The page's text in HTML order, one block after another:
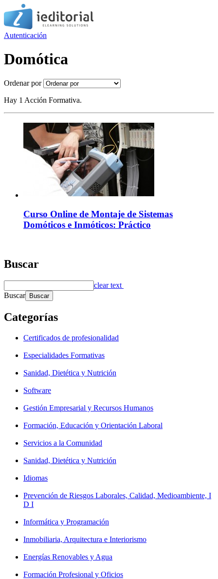
Autenticación
Domótica
Ordenar por
Hay 1 Acción Formativa.
Curso Online de Montaje de Sistemas
Domóticos e Inmóticos: Práctico
Buscar
clear text
Buscar
Categorías
Certificados de profesionalidad
Especialidades Formativas
Sanidad, Dietética y Nutrición
Software
Gestión Empresarial y Recursos Humanos
Formación, Educación y Orientación Laboral
Servicios a la Comunidad
Sanidad, Dietética y Nutrición
Idiomas
Prevención de Riesgos Laborales, Calidad, Medioambiente, I
D I
Informática y Programación
Inmobiliaria, Arquitectura e Interiorismo
Energías Renovables y Agua
Formación Profesional y Oficios